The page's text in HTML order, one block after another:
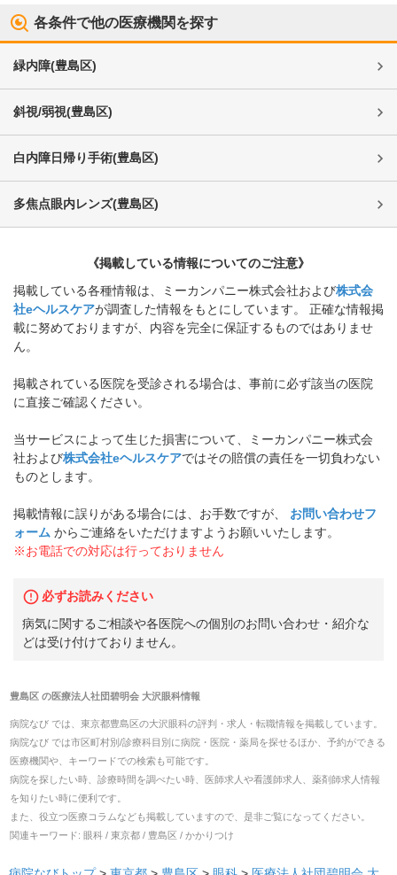
各条件で他の医療機関を探す
緑内障(豊島区)
斜視/弱視(豊島区)
白内障日帰り手術(豊島区)
多焦点眼内レンズ(豊島区)
《掲載している情報についてのご注意》
掲載している各種情報は、ミーカンパニー株式会社および株式会
社eヘルスケアが調査した情報をもとにしています。 正確な情報掲
載に努めておりますが、内容を完全に保証するものではありませ
ん。
掲載されている医院を受診される場合は、事前に必ず該当の医院
に直接ご確認ください。
当サービスによって生じた損害について、ミーカンパニー株式会
社および株式会社eヘルスケアではその賠償の責任を一切負わない
ものとします。
掲載情報に誤りがある場合には、お手数ですが、
お問い合わせフ
ォーム からご連絡をいただけますようお願いいたします。
※お電話での対応は行っておりません
必ずお読みください
病気に関するご相談や各医院への個別のお問い合わせ・紹介な
どは受け付けておりません。
豊島区の医療法人社団碧明会 大沢眼科情報
病院なび では、 東京都豊島区の大沢眼科の評判・求人・転職情報を掲載しています。
病院なび では市区町村別/診療科目別に病院・医院・薬局を探せるほか、予約ができる
医療機関や、キーワードでの検索も可能です。
病院を探したい時、診療時間を調べたい時、医師求人や看護師求人、薬剤師求人情報
を知りたい時に便利です。
また、役立つ医療コラムなども掲載していますので、是非ご覧になってください。
関連キーワード: 眼科 / 東京都 / 豊島区 / かかりつけ